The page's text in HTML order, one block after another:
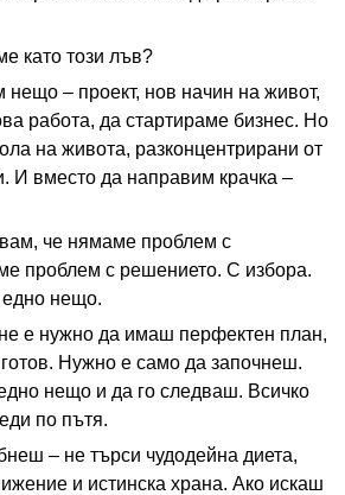
като този лъв?
нещо – проект, нов начин на живот,
работа, да стартираме бизнес. Но
на живота, разконцентрирани от
И вместо да направим крачка –
че нямаме проблем с
проблем с решението. С избора.
нещо.
е нужно да имаш перфектен план,
Нужно е само да започнеш.
нещо и да го следваш. Всичко
по пътя.
– не търси чудодейна диета,
и истинска храна. Ако искаш